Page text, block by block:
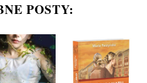
POSTY: